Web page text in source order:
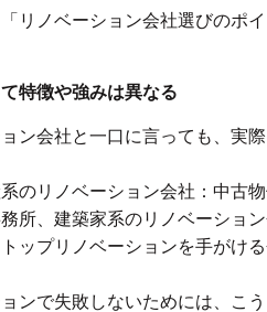
リノベーション会社選びのポ
特徴や強みは異なる
ン会社と一口に言っても、実
のリノベーション会社：中古
所、建築家系のリノベーショ
ップリノベーションを手がけ
ンで失敗しないためには、こ